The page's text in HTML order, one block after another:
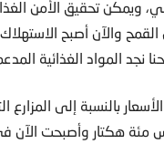
ويمكن تحقيق
المواد الغذائية
بالنسبة إلى